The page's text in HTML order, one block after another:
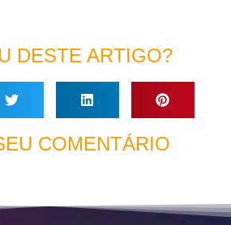
DESTE ARTIGO?
COMENTÁRIO